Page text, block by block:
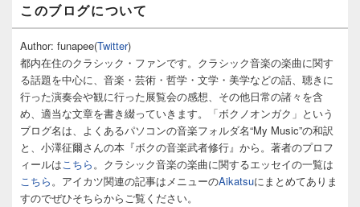
ン
サ
イ
バ
ー
ウ
ィ
ト
このブログについて
Author: funapee(Twitter)
都内在住のクラシック・ファンです。クラシック音楽の楽曲に関す
る話題を中心に、音楽・芸術・哲学・文学・美学などの話、聴きに
行った演奏会や観に行った展覧会の感想、その他日常の諸々を含
め、適当な文章を書き綴っていきます。「ボクノオンガク」という
ブログ名は、よくあるパソコンの音楽フォルダ名“My Music”の和訳
と、小澤征爾さんの本『ボクの音楽武者修行』から。著者のプロフ
ィールはこちら。クラシック音楽の楽曲に関するエッセイの一覧は
こちら。アイカツ関連の記事はメニューのAikatsuにまとめてありま
すのでぜひそちらからご覧ください。